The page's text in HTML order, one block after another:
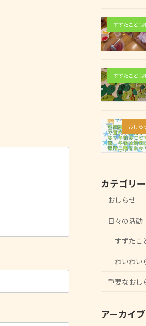
すずたこども
すずたこども
おしら
カテゴリー
おしらせ
日々の活動
すずたこ
わいわい
重要なおし
アーカイブ